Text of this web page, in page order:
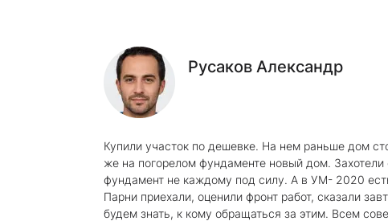
Русаков Александр
Купили участок по дешевке. На нем раньше дом
же на погорелом фундаменте новый дом. Захотели
фундамент не каждому под силу. А в УМ- 2020
Парни приехали, оценили фронт работ, сказали
будем знать, к кому обращаться за этим. Всем